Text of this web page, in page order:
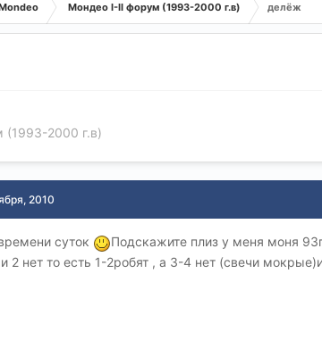
Мондео I-II форум (1993-2000 г.в) делёж
2000 г.в)
2010
суток
Подскажите плиз у меня моня
2 нет то есть 1-2робят , а 3-4 нет (свечи